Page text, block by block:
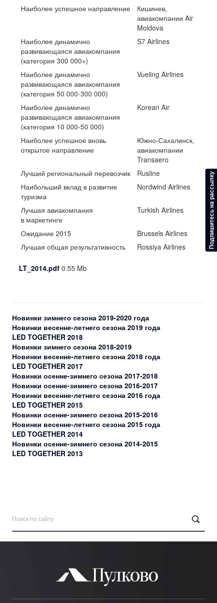
Наиболее успешное направление
Кишинев,
авиакомпании Air
Moldova
Наиболее динамично
развивающаяся авиакомпания
(категория 300 000+)
S7 Airlines
Наиболее динамично
развивающаяся авиакомпания
(категория 50 000-300 000)
Vueling Airlines
Наиболее динамично
развивающаяся авиакомпания
(категория 10 000-50 000)
Korean Air
Наиболее успешное вновь
открытое направление
Южно-Сахалинск,
авиакомпании
Transaero
Лучший региональный перевозчик
Rusline
Наибольший вклад в развитие
туризма
Nordwind Airlines
Лучшая авиакомпания
в маркетинге
Turkish Airlines
Ожидание 2015
Brussels Airlines
Лучшая общая результативность
Rossiya Airlines
LT_2014.pdf 0.55 Mb
Новинки зимнего сезона 2019-2020 года
Новинки весенне-летнего сезона 2019 года
LED TOGETHER 2018
Новинки зимнего сезона 2018-2019
Новинки весенне-летнего сезона 2018 года
LED TOGETHER 2017
Новинки осенне-зимнего сезона 2017-2018
Новинки осенне-зимнего сезона 2016-2017
Новинки весенне-летнего сезона 2016 года
LED TOGETHER 2015
Новинки осенне-зимнего сезона 2015-2016
Новинки весенне-летнего сезона 2015 года
LED TOGETHER 2014
Новинки осенне-зимнего сезона 2014-2015
LED TOGETHER 2013
Подпишитесь на рассылку